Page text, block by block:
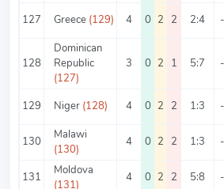
127 Greece (129) 4 0 2 2 2:4
128
Dominican
Republic
(127)
3 0 2 1 5:7
129 Niger (128) 4 0 2 2 1:3
130
Malawi
(130)
4 0 2 2 1:3
131
Moldova
(131)
4 0 2 2 5:8